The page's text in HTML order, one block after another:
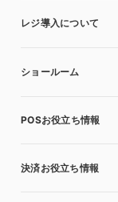
レジ導入について
ショールーム
POSお役立ち情報
決済お役立ち情報